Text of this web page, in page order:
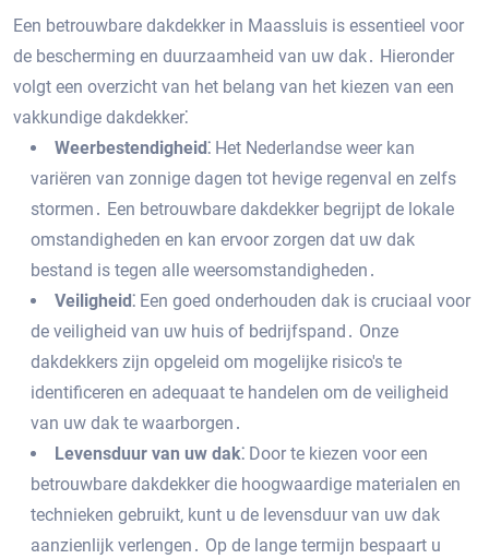
Een betrouwbare dakdekker in Maassluis is essentieel voor
de bescherming en duurzaamheid van uw dak․ Hieronder
volgt een overzicht van het belang van het kiezen van een
vakkundige dakdekker⁚
Weerbestendigheid⁚ Het Nederlandse weer kan
variëren van zonnige dagen tot hevige regenval en zelfs
stormen․ Een betrouwbare dakdekker begrijpt de lokale
omstandigheden en kan ervoor zorgen dat uw dak
bestand is tegen alle weersomstandigheden․
Veiligheid⁚ Een goed onderhouden dak is cruciaal voor
de veiligheid van uw huis of bedrijfspand․ Onze
dakdekkers zijn opgeleid om mogelijke risico's te
identificeren en adequaat te handelen om de veiligheid
van uw dak te waarborgen․
Levensduur van uw dak⁚ Door te kiezen voor een
betrouwbare dakdekker die hoogwaardige materialen en
technieken gebruikt‚ kunt u de levensduur van uw dak
aanzienlijk verlengen․ Op de lange termijn bespaart u